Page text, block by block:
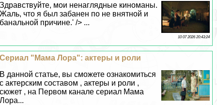
Здравствуйте, мои ненаглядные киноманы.
Жаль, что я был забанен по не внятной и
бaнaльной причине.' /> ...
10 07 2026 20:43:24
Сериал "Мама Лора": актеры и роли
В данной статье, вы сможете ознакомиться
с актерским составом , актеры и роли ,
сюжет , на Первом канале сериал Мама
Лора...